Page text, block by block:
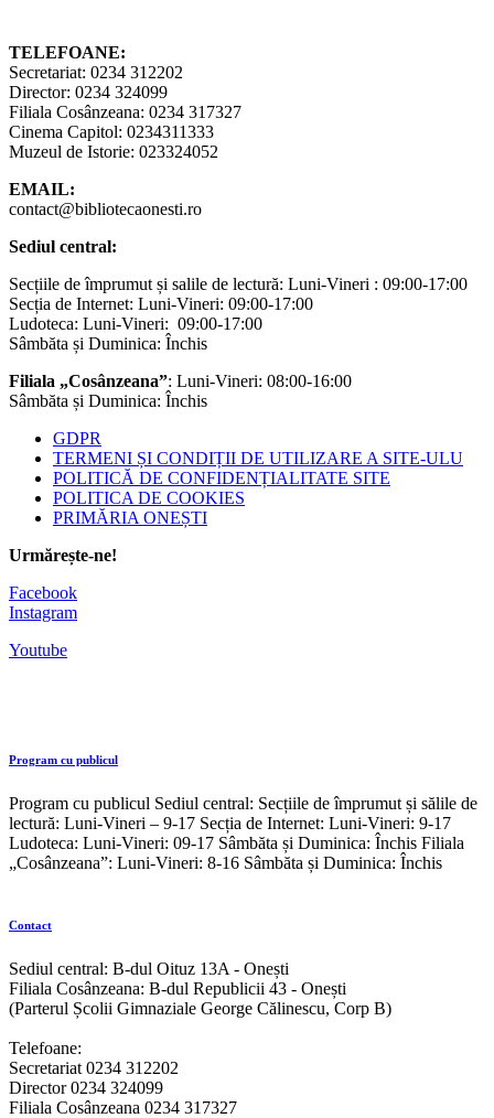
TELEFOANE:
Secretariat: 0234 312202
Director: 0234 324099
Filiala Cosânzeana: 0234 317327
Cinema Capitol: 0234311333
Muzeul de Istorie: 023324052
EMAIL:
contact@bibliotecaonesti.ro
Sediul central:
Secțiile de împrumut și salile de lectură: Luni-Vineri : 09:00-17:00
Secția de Internet: Luni-Vineri: 09:00-17:00
Ludoteca: Luni-Vineri: 09:00-17:00
Sâmbăta și Duminica: Închis
Filiala „Cosânzeana”: Luni-Vineri: 08:00-16:00
Sâmbăta și Duminica: Închis
GDPR
TERMENI ȘI CONDIȚII DE UTILIZARE A SITE-ULU
POLITICĂ DE CONFIDENȚIALITATE SITE
POLITICA DE COOKIES
PRIMĂRIA ONEȘTI
Urmărește-ne!
Facebook
Instagram
Youtube
Program cu publicul
Program cu publicul Sediul central: Secțiile de împrumut și sălile de
lectură: Luni-Vineri – 9-17 Secția de Internet: Luni-Vineri: 9-17
Ludoteca: Luni-Vineri: 09-17 Sâmbăta și Duminica: Închis Filiala
„Cosânzeana”: Luni-Vineri: 8-16 Sâmbăta și Duminica: Închis
Contact
Sediul central: B-dul Oituz 13A - Onești
Filiala Cosânzeana: B-dul Republicii 43 - Onești
(Parterul Școlii Gimnaziale George Călinescu, Corp B)
Telefoane:
Secretariat 0234 312202
Director 0234 324099
Filiala Cosânzeana 0234 317327